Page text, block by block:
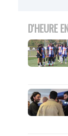
D'HEURE